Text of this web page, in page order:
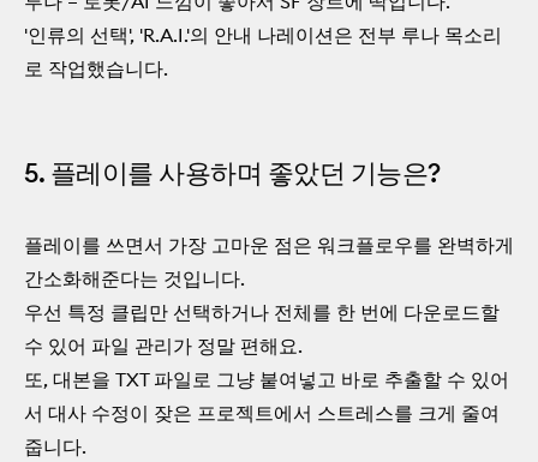
'인류의 선택', 'R.A.I.'의 안내 나레이션은 전부 루나 목소리
로 작업했습니다.
5. 플레이를 사용하며 좋았던 기능은?
플레이를 쓰면서 가장 고마운 점은 워크플로우를 완벽하게
간소화해준다는 것입니다.
우선 특정 클립만 선택하거나 전체를 한 번에 다운로드할
수 있어 파일 관리가 정말 편해요.
또, 대본을 TXT 파일로 그냥 붙여넣고 바로 추출할 수 있어
서 대사 수정이 잦은 프로젝트에서 스트레스를 크게 줄여
줍니다.